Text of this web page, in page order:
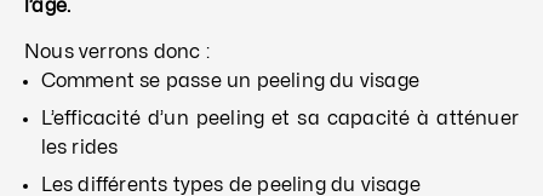
l’âge.
Nous verrons donc :
Comment se passe un peeling du visage
L’efficacité d’un peeling et sa capacité à atténuer
les rides
Les différents types de peeling du visage